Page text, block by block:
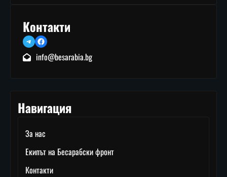
Контакти
TelegramFacebook
info@besarabia.bg
Навигация
За нас
Екипът на Бесарабски фронт
Контакти